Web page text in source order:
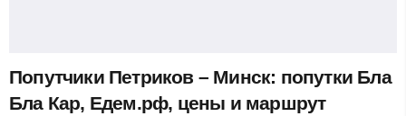
Попутчики Петриков – Минск: попутки Бла
Бла Кар, Едем.рф, цены и маршрут